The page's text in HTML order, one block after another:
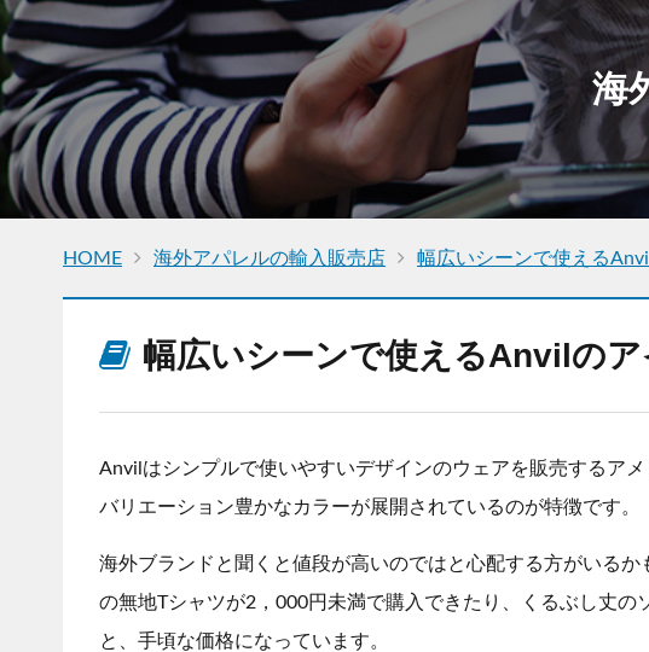
海
HOME 海外アパレルの輸入販売店 幅広いシーンで使える
幅広いシーンで使えるAnvilのア
Anvilはシンプルで使いやすいデザインのウェアを販売するア
バリエーション豊かなカラーが展開されているのが特徴です。
海外ブランドと聞くと値段が高いのではと心配する方がいる
の無地Tシャツが2，000円未満で購入できたり、くるぶし丈の
と、手頃な価格になっています。